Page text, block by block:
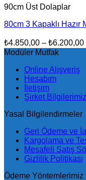
90cm Üst Dolaplar
80cm 3 Kapaklı Hazır
₺4.850,00 – ₺6.200,00
Modüler Mutfak
Online Alışveriş
Hesabım
İletişim
Şirket Bilgilerimiz
Yasal Bilgilendirmeler
Geri Ödeme ve
Kargolama ve
Mesafeli Satış
Gizlilik Politikası
Ödeme Yöntemlerimiz